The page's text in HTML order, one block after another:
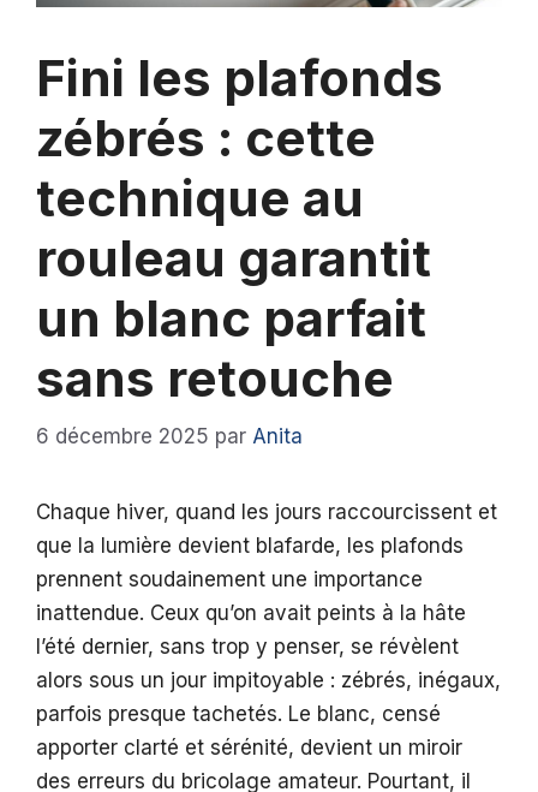
Fini les plafonds
zébrés : cette
technique au
rouleau garantit
un blanc parfait
sans retouche
6 décembre 2025 par Anita
Chaque hiver, quand les jours raccourcissent et
que la lumière devient blafarde, les plafonds
prennent soudainement une importance
inattendue. Ceux qu’on avait peints à la hâte
l’été dernier, sans trop y penser, se révèlent
alors sous un jour impitoyable : zébrés, inégaux,
parfois presque tachetés. Le blanc, censé
apporter clarté et sérénité, devient un miroir
des erreurs du bricolage amateur. Pourtant, il